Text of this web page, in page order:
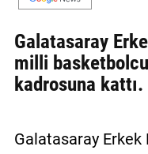
BİZE
ULAŞIN
İletişim
Galatasaray
milli
kadrosuna kattı.
Galatasaray Erkek